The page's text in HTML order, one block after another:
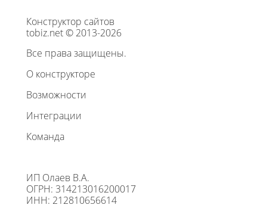
Конструктор сайтов
tobiz.net © 2013-2026
Все права защищены.
О конструкторе
Возможности
Интеграции
Команда
ИП Олаев В.А.
ОГРН: 314213016200017
ИНН: 212810656614